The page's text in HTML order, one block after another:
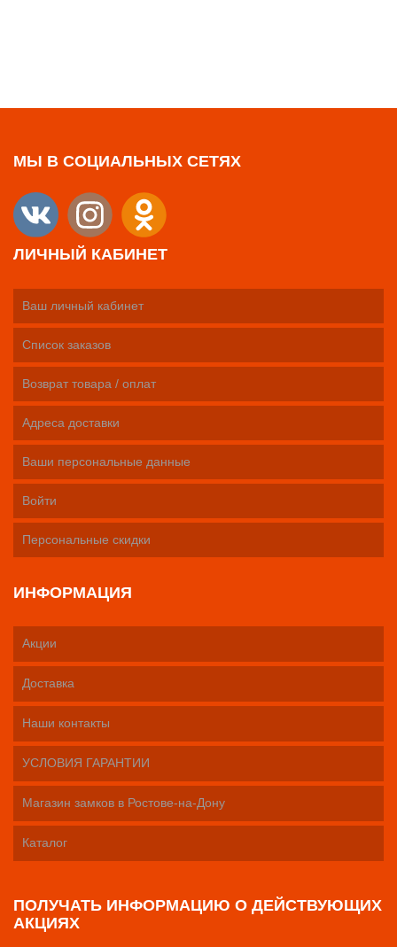
МЫ В СОЦИАЛЬНЫХ СЕТЯХ
ЛИЧНЫЙ КАБИНЕТ
Ваш личный кабинет
Список заказов
Возврат товара / оплат
Адреса доставки
Ваши персональные данные
Войти
Персональные скидки
ИНФОРМАЦИЯ
Акции
Доставка
Наши контакты
УСЛОВИЯ ГАРАНТИИ
Магазин замков в Ростове-на-Дону
Каталог
ПОЛУЧАТЬ ИНФОРМАЦИЮ О ДЕЙСТВУЮЩИХ
АКЦИЯХ